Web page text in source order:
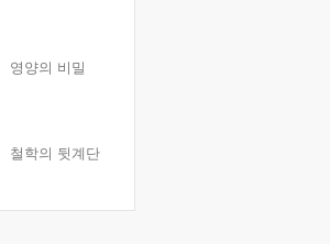
영양의 비밀
철학의 뒷계단